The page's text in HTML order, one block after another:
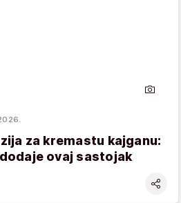
za kremastu kajganu:
ovaj sastojak